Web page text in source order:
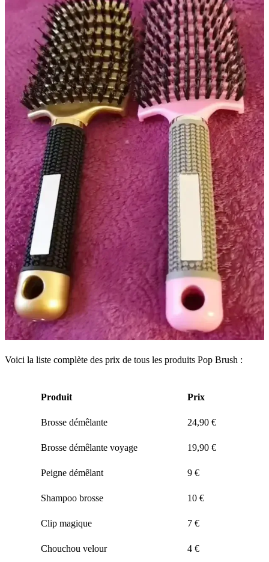
Voici la liste complète des prix de tous les produits Pop Brush :
Produit Prix
Brosse démêlante 24,90 €
Brosse démêlante voyage 19,90 €
Peigne démêlant 9 €
Shampoo brosse 10 €
Clip magique 7 €
Chouchou velour 4 €